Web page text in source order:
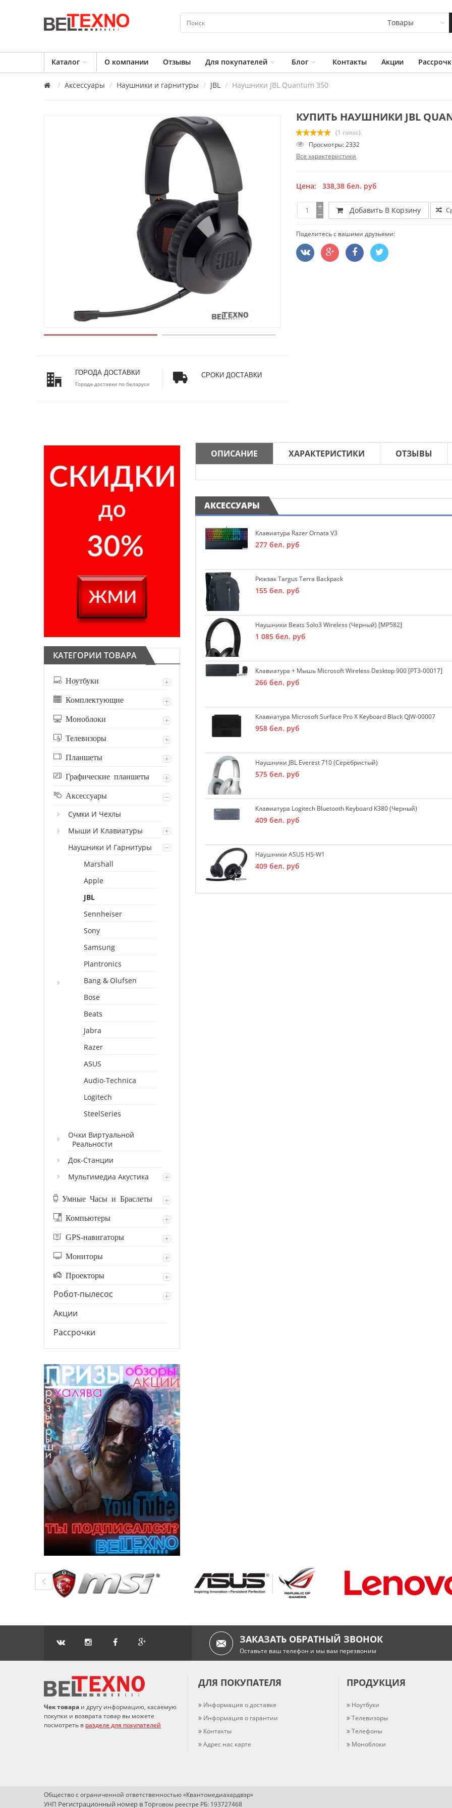
Товары
Каталог О компании Отзывы Для покупателей Блог Контакты Акции
Аксессуары Наушники и гарнитуры JBL Наушники JBL Quantum 350
ГОРОДА ДОСТАВКИ
Города доставки по беларуси
СРОКИ ДОСТАВКИ
КУПИТЬ НАУШНИКИ JBL
(1 голос)
Просмотры: 2332
Все характеристики
Цена: 338,38 бел. руб
Добавить В Корзину
Поделитесь с вашими друзьями:
КАТЕГОРИИ ТОВАРА
Ноутбуки
Комплектующие
Моноблоки
Телевизоры
Планшеты
Графические планшеты
Аксессуары
Сумки И Чехлы
Мыши И Клавиатуры
Наушники И Гарнитуры
Marshall
Apple
JBL
Sennheiser
Sony
Samsung
Plantronics
Bang & Olufsen
Bose
Beats
Jabra
Razer
ASUS
Audio-Technica
Logitech
SteelSeries
Реальности
Док-Станции
Мультимедиа Акустика
Умные Часы и Браслеты
Компьютеры
GPS-навигаторы
Мониторы
Проекторы
Робот-пылесос
Акции
Рассрочки
ОПИСАНИЕ ХАРАКТЕРИСТИКИ ОТЗЫВЫ
АКСЕССУАРЫ
Клавиатура Razer Ornata V3
277 бел. руб
Рюкзак Targus Terra Backpack
155 бел. руб
Наушники Beats Solo3 Wireless (черный) [MP582]
1 085 бел. руб
Клавиатура + Мышь Microsoft Wireless Desktop 900 [PT3-00017]
266 бел. руб
Клавиатура Microsoft Surface Pro X Keyboard Black QJW-00007
958 бел. руб
Наушники JBL Everest 710 (серебристый)
575 бел. руб
Клавиатура Logitech Bluetooth Keyboard K380 (черный)
409 бел. руб
Наушники ASUS HS-W1
409 бел. руб
ЗАКАЗАТЬ ОБРАТНЫЙ ЗВОНОК
Оставьте ваш телефон и мы вам перезвоним
Чек товара и другу информацию, касаемую
покупки и возврата товар вы можете
посмотреть в разделе для покупателей
ДЛЯ ПОКУПАТЕЛЯ
Информация о доставке
Информация о гарантии
Контакты
Адрес нас карте
ПРОДУКЦИЯ
Ноутбуки
Телевизоры
Телефоны
Моноблоки
Общество с ограниченной ответственностью «Квантомедиахардвэр»
УНП Регистрационный номер в Торговом реестре РБ: 193727468